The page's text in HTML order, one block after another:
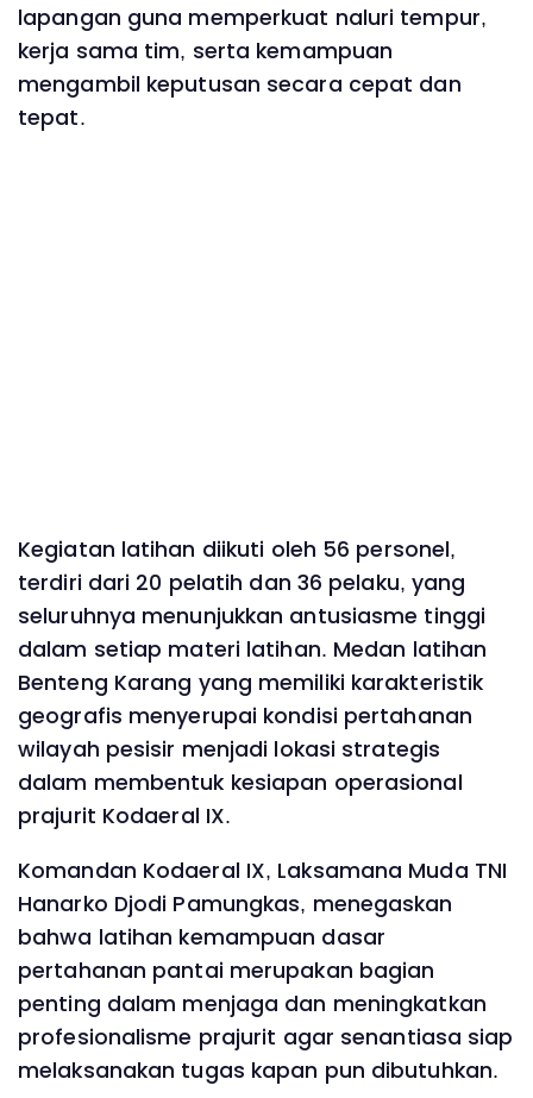
lapangan guna memperkuat naluri tempur,
kerja sama tim, serta kemampuan
mengambil keputusan secara cepat dan
tepat.
Kegiatan latihan diikuti oleh 56 personel,
terdiri dari 20 pelatih dan 36 pelaku, yang
seluruhnya menunjukkan antusiasme tinggi
dalam setiap materi latihan. Medan latihan
Benteng Karang yang memiliki karakteristik
geografis menyerupai kondisi pertahanan
wilayah pesisir menjadi lokasi strategis
dalam membentuk kesiapan operasional
prajurit Kodaeral IX.
Komandan Kodaeral IX, Laksamana Muda TNI
Hanarko Djodi Pamungkas, menegaskan
bahwa latihan kemampuan dasar
pertahanan pantai merupakan bagian
penting dalam menjaga dan meningkatkan
profesionalisme prajurit agar senantiasa siap
melaksanakan tugas kapan pun dibutuhkan.